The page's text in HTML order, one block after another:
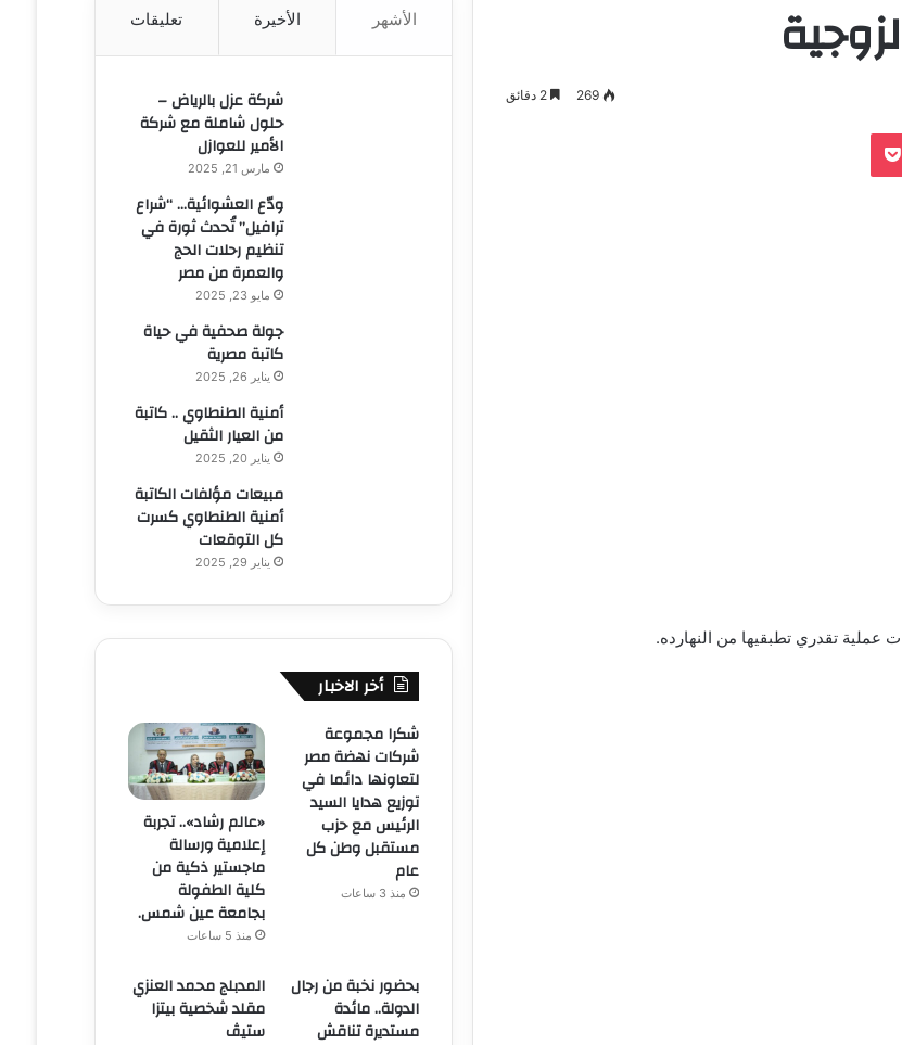
269 2 دقائق
بوكيت
عملية تقدري تطبقيها من النهارده.
الأشهر الأخيرة تعليقات
شركة عزل بالرياض –
حلول شاملة مع شركة
الأمير للعوازل
مارس 21, 2025
ودّع العشوائية… “شراع
ترافيل” تُحدث ثورة في
تنظيم رحلات الحج
والعمرة من مصر
مايو 23, 2025
جولة صحفية في حياة
كاتبة مصرية
يناير 26, 2025
أمنية الطنطاوي .. كاتبة
من العيار الثقيل
يناير 20, 2025
مبيعات مؤلفات الكاتبة
أمنية الطنطاوي كسرت
كل التوقعات
يناير 29, 2025
أخر الاخبار
شكرا مجموعة
شركات نهضة مصر
لتعاونها دائما في
توزيع هدايا السيد
الرئيس مع حزب
مستقبل وطن كل
عام
منذ 3 ساعات
«عالم رشاد».. تجربة
إعلامية ورسالة
ماجستير ذكية من
كلية الطفولة
بجامعة عين شمس.
منذ 5 ساعات
بحضور نخبة من رجال
الدولة.. مائدة
مستديرة تناقش
المدبلج محمد العنزي
مقلد شخصية بيتزا
ستيڤ